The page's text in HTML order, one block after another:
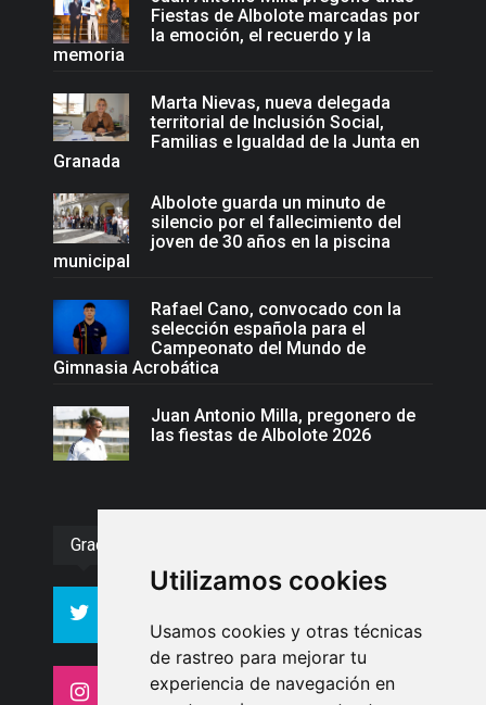
Utilizamos cookies
Usamos cookies y otras técnicas
de rastreo para mejorar tu
experiencia de navegación en
Fiestas de Albolote marcadas por
la emoción, el recuerdo y la
memoria
Marta Nievas, nueva delegada
territorial de Inclusión Social,
Familias e Igualdad de la Junta en
Granada
Albolote guarda un minuto de
silencio por el fallecimiento del
joven de 30 años en la piscina
municipal
Rafael Cano, convocado con la
selección española para el
Campeonato del Mundo de
Gimnasia Acrobática
Juan Antonio Milla, pregonero de
las fiestas de Albolote 2026
Gracias :)
Seguidores
Seguidores
4413
26